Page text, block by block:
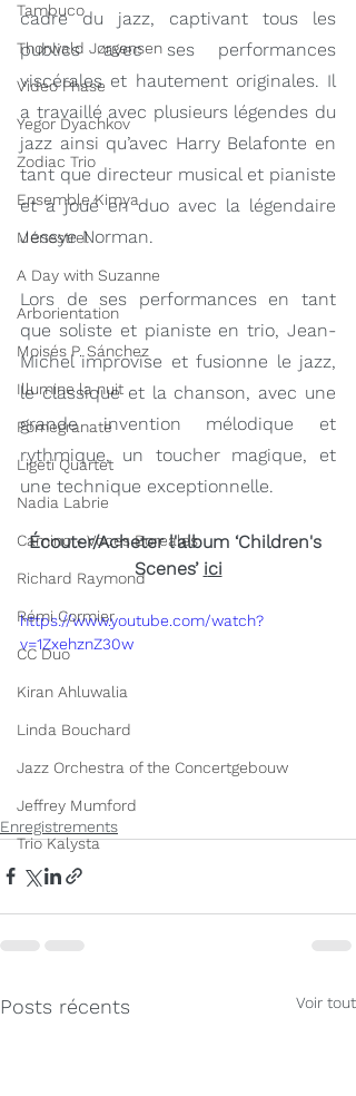
Tambuco
Thorwald Jørgensen
Video Phase
Yegor Dyachkov
Zodiac Trio
Ensemble Kimya
Ménestrel
A Day with Suzanne
Arborientation
Moisés P. Sánchez
Illumine la nuit
Pomegranate
Ligeti Quartet
Nadia Labrie
Camino - Voces Boreales
Richard Raymond
Rémi Cormier
CC Duo
Kiran Ahluwalia
Linda Bouchard
Jazz Orchestra of the Concertgebouw
Jeffrey Mumford
Trio Kalysta
cadre du jazz, captivant tous les
publics avec ses performances
viscérales et hautement originales. Il
a travaillé avec plusieurs légendes du
jazz ainsi qu’avec Harry Belafonte en
tant que directeur musical et pianiste
et a joué en duo avec la légendaire
Jessye Norman.
Lors de ses performances en tant
que soliste et pianiste en trio, Jean-
Michel improvise et fusionne le jazz,
le classique et la chanson, avec une
grande invention mélodique et
rythmique, un toucher magique, et
une technique exceptionnelle.
Écouter/Acheter l'album ‘Children's
Scenes’ ici
https://www.youtube.com/watch?
v=1ZxehznZ30w
Enregistrements
Posts récents Voir tout